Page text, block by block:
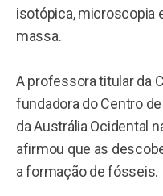
isotópica, microscopia
massa.
A professora titular da
fundadora do Centro
da Austrália Ocidental
afirmou que as
a formação de fósseis.